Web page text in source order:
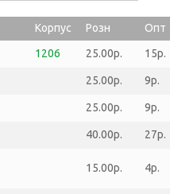
Корпус Розн Опт
1206 25.00р. 15р.
25.00р. 9р.
25.00р. 9р.
40.00р. 27р.
15.00р. 4р.